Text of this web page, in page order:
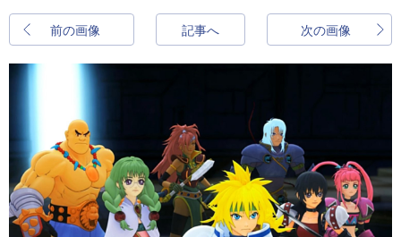
前の画像 次の画像
記事へ